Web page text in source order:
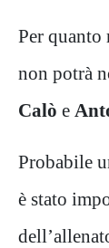
Per quanto
non potrà
Calò e
Probabile
è stato